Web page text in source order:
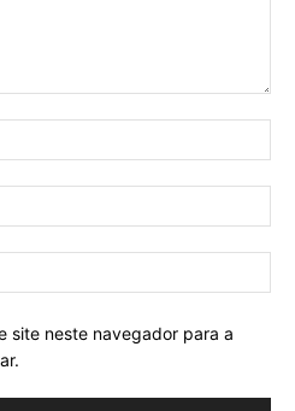
site neste navegador para a